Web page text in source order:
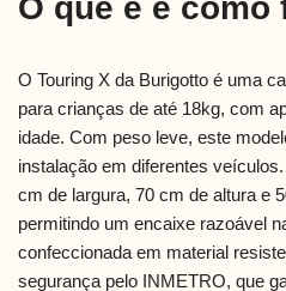
O que é e como
O Touring X da Burigotto é uma
para crianças de até 18kg, com
idade. Com peso leve, este
instalação em diferentes
cm de largura, 70 cm de altura e
permitindo um encaixe razoável
confeccionada em material
segurança pelo INMETRO, que